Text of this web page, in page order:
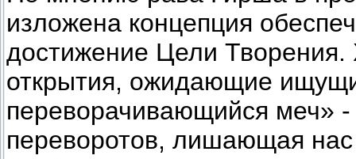
изложена концепция
достижение Цели
открытия, ожидающие
переворачивающийся меч»
переворотов, лишающая